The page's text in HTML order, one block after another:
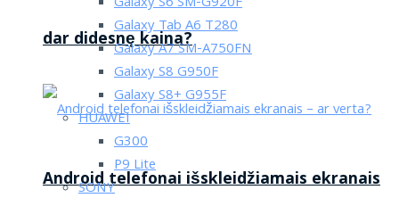
dar didesnę kaina?
Android telefonai išskleidžiamais ekranais
Galaxy Tab A6 T280
Galaxy A7 SM-A750FN
Galaxy S8 G950F
Galaxy S8+ G955F
HUAWEI
G300
P9 Lite
SONY